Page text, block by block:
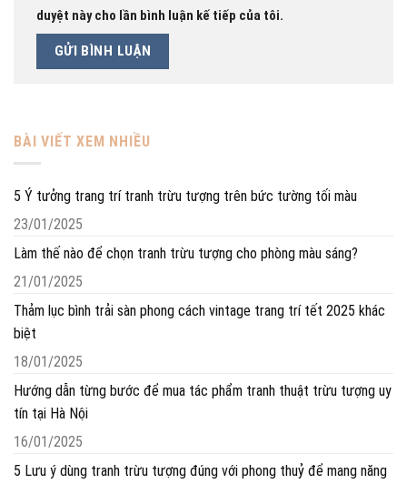
BÀI VIẾT XEM NHIỀU
5 Ý tưởng trang trí tranh trừu tượng trên bức tường tối màu
23/01/2025
Làm thế nào để chọn tranh trừu tượng cho phòng màu sáng?
21/01/2025
Thảm lục bình trải sàn phong cách vintage trang trí tết 2025 khác
biệt
18/01/2025
Hướng dẫn từng bước để mua tác phẩm tranh thuật trừu tượng uy
tín tại Hà Nội
16/01/2025
5 Lưu ý dùng tranh trừu tượng đúng với phong thuỷ để mang năng
duyệt này cho lần bình luận kế tiếp của tôi.